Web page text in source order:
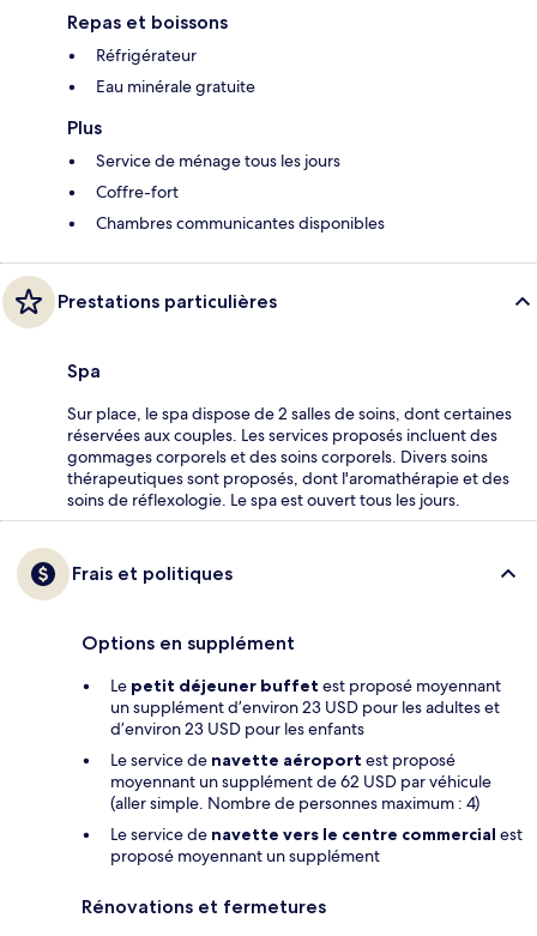
Repas et boissons
Réfrigérateur
Eau minérale gratuite
Plus
Service de ménage tous les jours
Coffre-fort
Chambres communicantes disponibles
Prestations particulières
Spa
Sur place, le spa dispose de 2 salles de soins, dont certaines
réservées aux couples. Les services proposés incluent des
gommages corporels et des soins corporels. Divers soins
thérapeutiques sont proposés, dont l'aromathérapie et des
soins de réflexologie. Le spa est ouvert tous les jours.
Frais et politiques
Options en supplément
Le petit déjeuner buffet est proposé moyennant
un supplément d’environ 23 USD pour les adultes et
d’environ 23 USD pour les enfants
Le service de navette aéroport est proposé
moyennant un supplément de 62 USD par véhicule
(aller simple. Nombre de personnes maximum : 4)
Le service de navette vers le centre commercial est
proposé moyennant un supplément
Rénovations et fermetures